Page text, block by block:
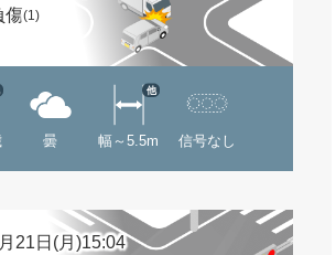
傷(1)
曇 幅～5.5m
他
信号なし
21日(月)15:04